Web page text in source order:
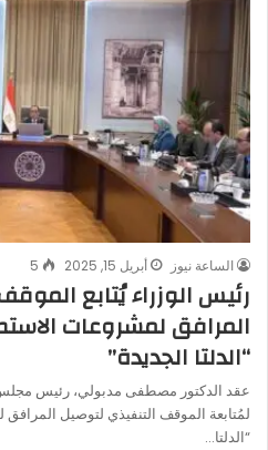
الساعة نيوز أبريل 15, 2025 5
رئيس الوزراء يُتابع
المرافق لمشروعات
“الدلتا الجديدة”
عقد الدكتور مصطفى مدبولي، رئيس مجلس
لمُتابعة الموقف التنفيذي لتوصيل
“الدلتا…